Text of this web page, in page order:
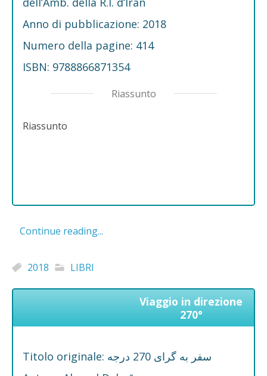
Anno di pubblicazione: 2018
Numero della pagine: 414
ISBN: 9788866871354
Riassunto
Riassunto
Continue reading...
2018 LIBRI
Viaggio in direzione
270°
Titolo originale: سفر به گرای 270 درجه